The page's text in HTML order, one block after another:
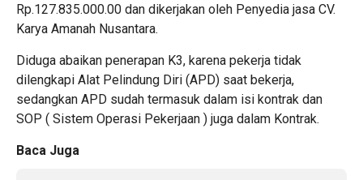
Rp.127.835.000.00 dan dikerjakan oleh Penyedia jasa CV.
Karya Amanah Nusantara.
Diduga abaikan penerapan K3, karena pekerja tidak
dilengkapi Alat Pelindung Diri (APD) saat bekerja,
sedangkan APD sudah termasuk dalam isi kontrak dan
SOP ( Sistem Operasi Pekerjaan ) juga dalam Kontrak.
Baca Juga